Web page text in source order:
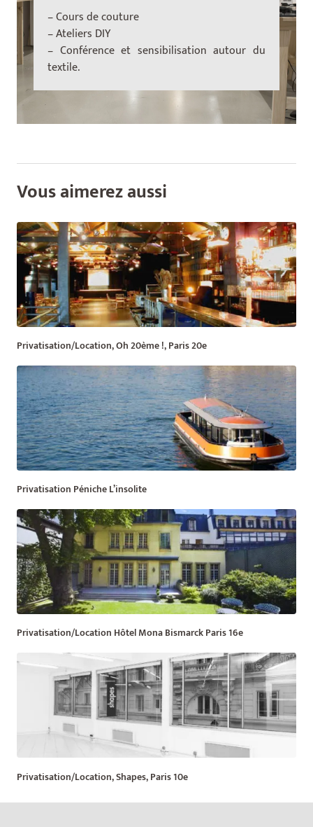
– Cours de couture
– Ateliers DIY
– Conférence et sensibilisation autour du
textile.
Vous aimerez aussi
Privatisation/Location, Oh 20ème !, Paris 20e
Privatisation Péniche L’insolite
Privatisation/Location Hôtel Mona Bismarck Paris 16e
Privatisation/Location, Shapes, Paris 10e